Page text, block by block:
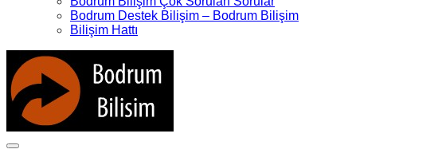
Bodrum Destek Bilişim – Bodrum Bilişim
Bilişim Hattı